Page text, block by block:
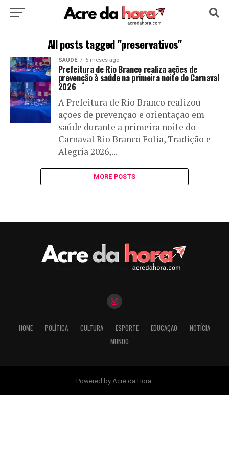
HOME POLÍTICA CULTURA ESPORTE
EDUCAÇÃO NOTÍCIA MUNDO
All posts tagged "preservativos"
SAÚDE 6 meses ago
Prefeitura de Rio Branco realiza ações de
prevenção à saúde na primeira noite do Carnaval
2026
A Prefeitura de Rio Branco realizou
ações de prevenção e orientação em
saúde durante a primeira noite do
Carnaval Rio Branco Folia, Tradição e
Alegria 2026,...
MORE POSTS
HOME POLÍTICA CULTURA ESPORTE EDUCAÇÃO
NOTÍCIA
MUNDO
Powered by Acre da Hora.